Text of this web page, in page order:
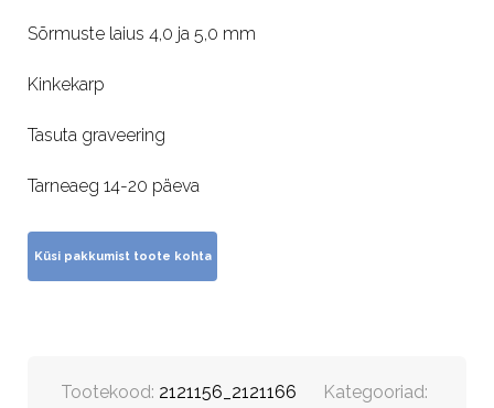
Sõrmuste laius 4,0 ja 5,0 mm
Kinkekarp
Tasuta graveering
Tarneaeg 14-20 päeva
Tootekood: 2121156_2121166
Kategooriad: